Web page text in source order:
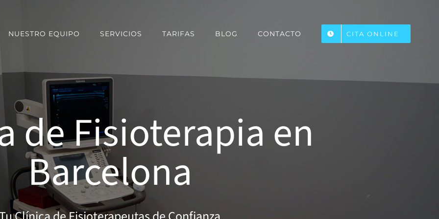
NUESTRO EQUIPO SERVICIOS TARIFAS BLOG CONTACTO CITA ONLINE
de Fisioterapia en
Barcelona